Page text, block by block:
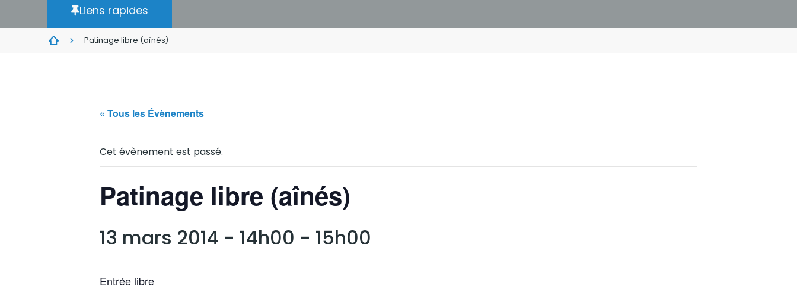
Liens rapides
Patinage libre (aînés)
« Tous les Évènements
Cet évènement est passé.
Patinage libre (aînés)
13 mars 2014 - 14h00 - 15h00
Entrée libre